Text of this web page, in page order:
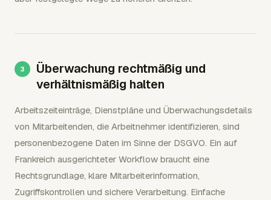
Überwachung rechtmäßig und
verhältnismäßig halten
Arbeitszeiteinträge, Dienstpläne und Überwachungsdetails
von Mitarbeitenden, die Arbeitnehmer identifizieren, sind
personenbezogene Daten im Sinne der DSGVO. Ein auf
Frankreich ausgerichteter Workflow braucht eine
Rechtsgrundlage, klare Mitarbeiterinformation,
Zugriffskontrollen und sichere Verarbeitung. Einfache